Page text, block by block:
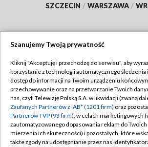
SZCZECIN / WARSZAWA /
TVP
Abonament TVP
Emisja w TVP
Centrum informacji TVP
Naziemna Telewizja Cyfrowa
Regulamin TVP
Polityka prywatności
Moje zgody
Pomoc
Szanujemy Twoją prywatność
Kliknij "Akceptuję i przechodzę do serwisu", aby
korzystanie z technologii automatycznego śledzenia
dostęp do informacji na Twoim urządzeniu
przechowywanie oraz na przetwarzanie Twoich
nas, czyli Telewizję Polską S.A. w likwidacji (zwaną
Zaufanych Partnerów z IAB* (1201 firm) oraz
Partnerów TVP (93 firm), w celach marketingowych
zautomatyzowanego dopasowania reklam do
mierzenia ich skuteczności) i pozostałych, które
także zgody na udostępnianie przez nas